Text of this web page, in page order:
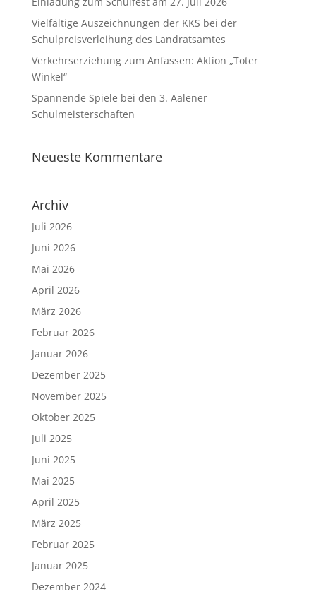
Vielfältige Auszeichnungen der KKS bei der
Schulpreisverleihung des Landratsamtes
Verkehrserziehung zum Anfassen: Aktion „Toter
Winkel“
Spannende Spiele bei den 3. Aalener
Schulmeisterschaften
Neueste Kommentare
Archiv
Juli 2026
Juni 2026
Mai 2026
April 2026
März 2026
Februar 2026
Januar 2026
Dezember 2025
November 2025
Oktober 2025
Juli 2025
Juni 2025
Mai 2025
April 2025
März 2025
Februar 2025
Januar 2025
Dezember 2024